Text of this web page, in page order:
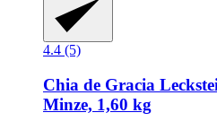
4.4 (5)
Chia de Gracia
Minze, 1,60 kg